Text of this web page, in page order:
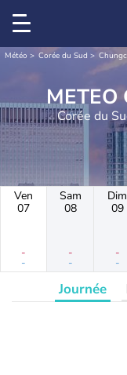
Météo Corée du Sud
Corée du
Ven
07
-
-
Sam
08
-
-
Dim
09
-
-
Journée